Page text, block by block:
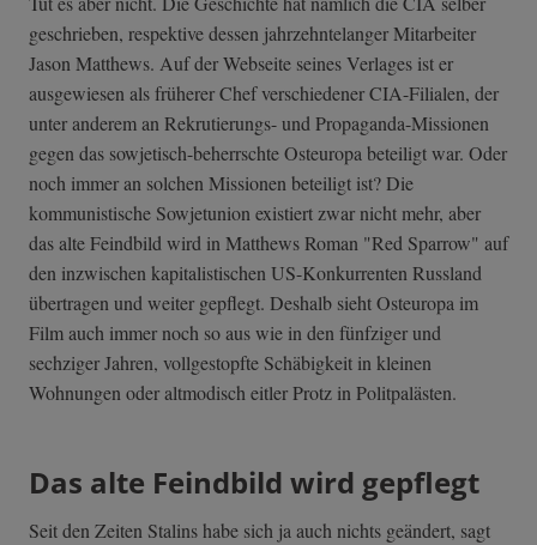
geschrieben, respektive dessen jahrzehntelanger Mitarbeiter
Jason Matthews. Auf der Webseite seines Verlages ist er
ausgewiesen als früherer Chef verschiedener CIA-Filialen, der
unter anderem an Rekrutierungs- und Propaganda-Missionen
gegen das sowjetisch-beherrschte Osteuropa beteiligt war. Oder
noch immer an solchen Missionen beteiligt ist? Die
kommunistische Sowjetunion existiert zwar nicht mehr, aber
das alte Feindbild wird in Matthews Roman "Red Sparrow" auf
den inzwischen kapitalistischen US-Konkurrenten Russland
übertragen und weiter gepflegt. Deshalb sieht Osteuropa im
Film auch immer noch so aus wie in den fünfziger und
sechziger Jahren, vollgestopfte Schäbigkeit in kleinen
Wohnungen oder altmodisch eitler Protz in Politpalästen.
Das alte Feindbild wird gepflegt
Seit den Zeiten Stalins habe sich ja auch nichts geändert, sagt